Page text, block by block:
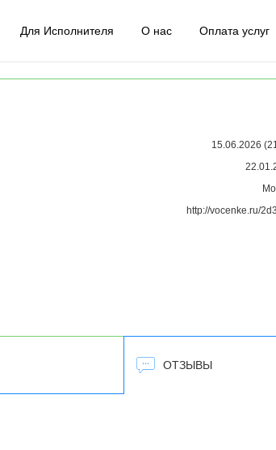
Для Исполнителя О нас Оплата услуг
15.06.2026
http://vocenke.ru/
ОТЗЫВЫ